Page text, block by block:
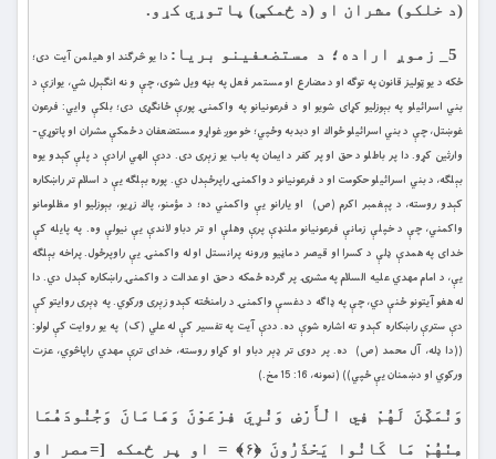
(د خلكو) مشران او (د ځمكې) پاتوړي كړو.
دا يو څرګند او هيلمن آيت دى؛
ځكه د يو ټوليز قانون په توګه او د مضارع او مستمر فعل په بڼه ويل شوى، چې و نه انګېرل شي، يوازې د
بني اسرائيلو په بېوزليو كړاى شويو او د فرعونيانو په واكمنۍ پورې ځانګړى دى؛ بلكې وايي: فرعون
غوښتل، چې د بني اسرائيلو ځواك او دبدبه وځپي؛ خو موږ غواړو مستضعفان د ځمكې مشران او پاتوړي-
وارثين كړو. دا پر باطلو د حق او پر كفر د ايمان په باب يو زېرى دى. ددې الهي ارادې د پلې كېدو يوه
بېلګه، د بني اسرائيلو حكومت او د فرعونيانو د واكمنۍ راپرځېدل دي. پوره بېلګه يې د اسلام تر راښكاره
كېدو روسته، د پېغمبر اكرم (ص) او يارانو يې واكمني ده؛ د مؤمنو، پاك زړيو، بېوزليو او مظلومانو
واكمني، چې د خپلې زمانې فرعونيانو ملنډې پرې وهلې او تر دباو لاندې يې نيولې وه. په پايله كې
خداى په همدې ډلې د كسرا او قيصر د ماڼيو ورونه پرانستل او له واكمنۍ يې راوپرځول. پراخه بېلګه
يې، د امام مهدي عليه السلام په مشرۍ پر ګرده ځمكه د حق او عدالت د واكمنۍ راښكاره كېدل دي. دا
له هغو آيتونو ځنې دي، چې په ډاګه د دغسې واكمنۍ د رامنځته كېدو زېرى وركوي. په ډېرى روايتو كې
دې سترې راښكاره كېدو ته اشاره شوې ده. ددې آيت په تفسير كې له علي (ک) په يو روايت كې لولو:
((دا ډله، آل محمد (ص) ده. پر دوى تر ډېر دباو او كړاو روسته، خداى ترې مهدي راپاڅوي، عزت
وركوي او دښمنان يې ځپي)) (نمونه، 16: 15 مخ.)
وَنُمَكِّنَ لَهُمْ فِي الْأَرْضِ وَنُرِيَ فِرْعَوْنَ وَهَامَانَ وَجُنُودَهُمَا
مِنْهُمْ مَا كَانُوا يَحْذَرُونَ ﴿۶﴾ = او پر ځمكه [=مصر او